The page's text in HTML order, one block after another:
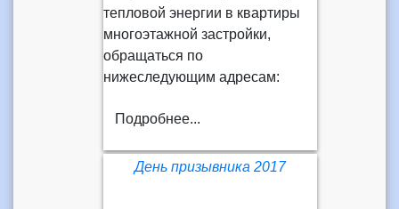
тепловой энергии в квартиры
многоэтажной застройки,
обращаться по
нижеследующим адресам:
Подробнее...
День призывника 2017